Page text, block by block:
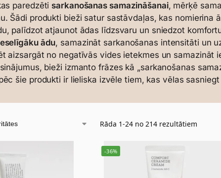
paredzēti sarkanošanas samazināšanai, mērķē
Šādi produkti bieži satur sastāvdaļas, kas nomierina
palīdzot atjaunot ādas līdzsvaru un sniedzot
ādu, samazināt sarkanošanas intensitāti un
aizsargāt no negatīvās vides ietekmes un samazināt
bieži izmanto frāzes kā „sarkanošanas
šie produkti ir lieliska izvēle tiem, kas vēlas sasniegt
Rāda 1-24 no 214 rezultātiem
-36%